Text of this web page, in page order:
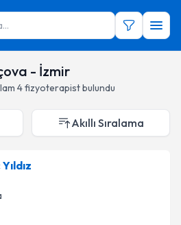
- İzmir
4fizyoterapistbulundu
Akıllı Sıralama